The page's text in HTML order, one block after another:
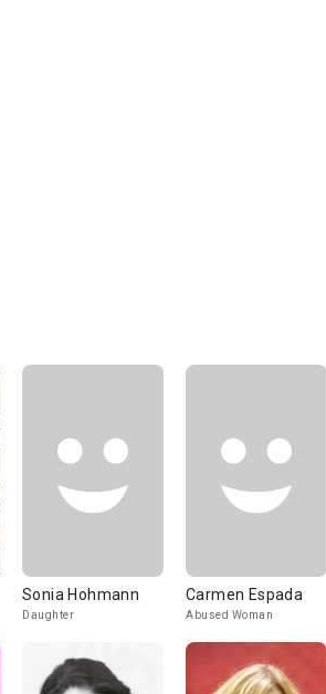
Sonia Hohmann
Daughter
Carmen Espada
Abused Woman